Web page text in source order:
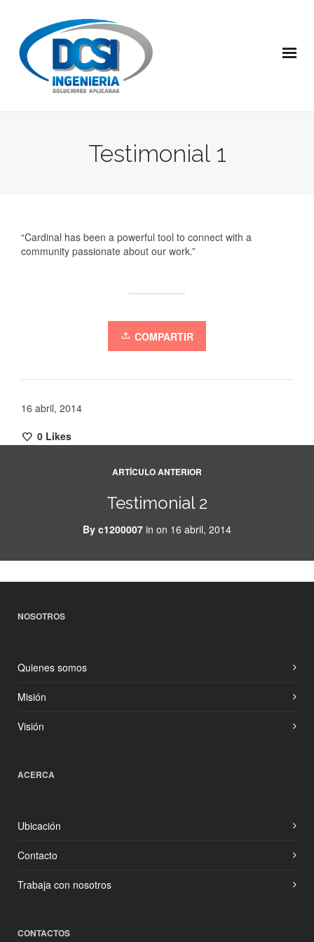
Testimonial 1
“Cardinal has been a powerful tool to connect with a
community passionate about our work.”
COMPARTIR
16 abril, 2014
0 Likes
ARTÍCULO ANTERIOR
Testimonial 2
By c1200007 in on 16 abril, 2014
NOSOTROS
Quienes somos
Misión
Visión
ACERCA
Ubicación
Contacto
Trabaja con nosotros
CONTACTOS